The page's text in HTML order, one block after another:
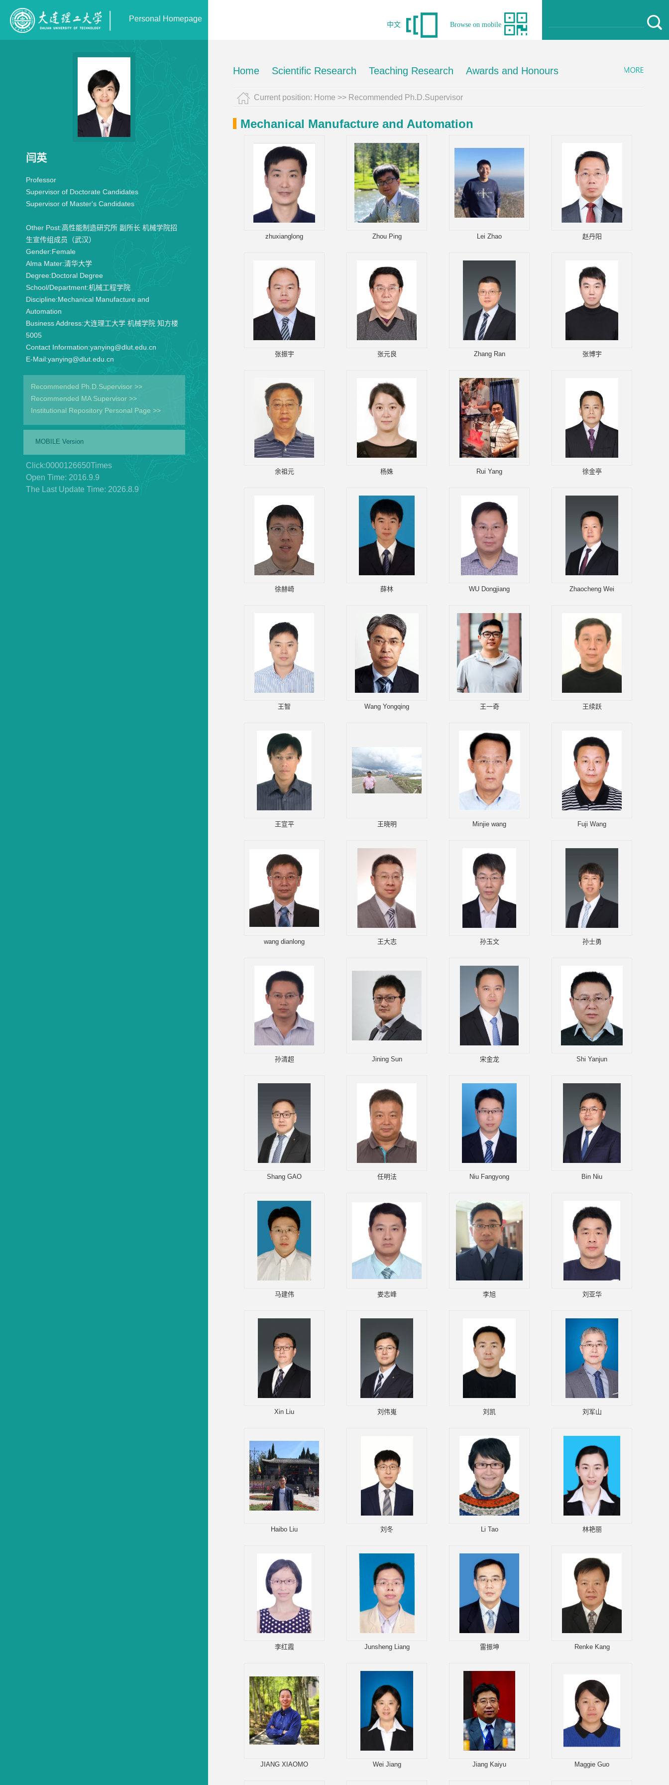
Personal Homepage
Browse on mobile
中文
闫英
Professor
Supervisor of Doctorate Candidates
Supervisor of Master's Candidates
Other Post:高性能制造研究所 副所长 机械学院招
生宣传组成员（武汉）
Gender:Female
Alma Mater:清华大学
Degree:Doctoral Degree
School/Department:机械工程学院
Discipline:Mechanical Manufacture and
Automation
Business Address:大连理工大学 机械学院 知方楼
5005
Contact Information:yanying@dlut.edu.cn
E-Mail:yanying@dlut.edu.cn
Recommended Ph.D.Supervisor >>
Recommended MA Supervisor >>
Institutional Repository Personal Page >>
MOBILE Version
Click:0000126650Times
Open Time: 2016.9.9
The Last Update Time: 2026.8.9
Home Scientific Research Teaching Research Awards and Honours
Current position: Home >> Recommended Ph.D.Supervisor
Mechanical Manufacture and Automation
zhuxianglong Zhou Ping Lei Zhao 赵丹阳
张振宇 张元良 Zhang Ran 张博宇
余祖元 杨姝 Rui Yang 徐金亭
徐赫崎 薛林 WU Dongjiang Zhaocheng Wei
王智 Wang Yongqing 王一奇 王续跃
王宣平 王晓明 Minjie wang Fuji Wang
wang dianlong 王大志 孙玉文 孙士勇
孙清超 Jining Sun 宋金龙 Shi Yanjun
Shang GAO 任明法 Niu Fangyong Bin Niu
马建伟 娄志峰 李旭 刘亚华
Xin Liu 刘伟嵬 刘凯 刘军山
Haibo Liu 刘冬 Li Tao 林艳丽
李红霞 Junsheng Liang 雷振坤 Renke Kang
JIANG XIAOMO Wei Jiang Jiang Kaiyu Maggie Guo